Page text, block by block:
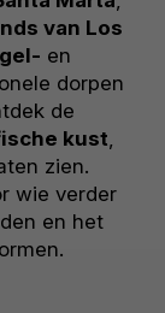
van Los
en
dorpen
de
kust,
zien.
wie verder
en het